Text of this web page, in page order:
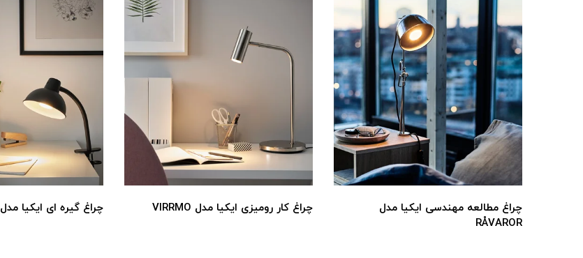
چراغ مطالعه مهندسی ایکیا مدل
RÅVAROR
چراغ کار رومیزی ایکیا مدل VIRRMO چراغ گیره ای ایکیا مدل SKURUP